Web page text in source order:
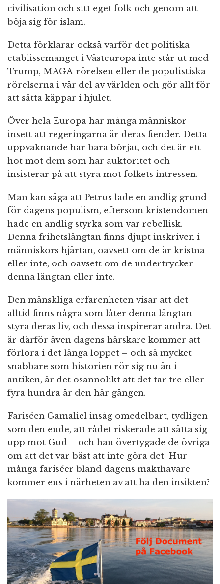
civilisation och sitt eget folk och genom att
böja sig för islam.
Detta förklarar också varför det politiska
etablissemanget i Västeuropa inte står ut med
Trump, MAGA-rörelsen eller de populistiska
rörelserna i vår del av världen och gör allt för
att sätta käppar i hjulet.
Över hela Europa har många människor
insett att regeringarna är deras fiender. Detta
uppvaknande har bara börjat, och det är ett
hot mot dem som har auktoritet och
insisterar på att styra mot folkets intressen.
Man kan säga att Petrus lade en andlig grund
för dagens populism, eftersom kristendomen
hade en andlig styrka som var rebellisk.
Denna frihetslängtan finns djupt inskriven i
människors hjärtan, oavsett om de är kristna
eller inte, och oavsett om de undertrycker
denna längtan eller inte.
Den mänskliga erfarenheten visar att det
alltid finns några som låter denna längtan
styra deras liv, och dessa inspirerar andra. Det
är därför även dagens härskare kommer att
förlora i det långa loppet – och så mycket
snabbare som historien rör sig nu än i
antiken, är det osannolikt att det tar tre eller
fyra hundra år den här gången.
Fariséen Gamaliel insåg omedelbart, tydligen
som den ende, att rådet riskerade att sätta sig
upp mot Gud – och han övertygade de övriga
om att det var bäst att inte göra det. Hur
många fariséer bland dagens makthavare
kommer ens i närheten av att ha den insikten?